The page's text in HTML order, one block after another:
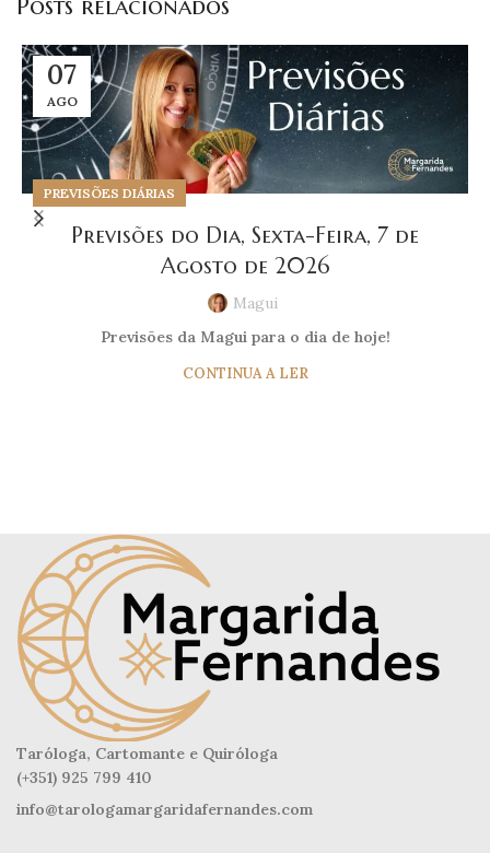
Posts relacionados
07
AGO
PREVISÕES DIÁRIAS
Previsões do Dia, Sexta-Feira, 7 de
Agosto de 2026
Magui
Previsões da Magui para o dia de hoje!
CONTINUA A LER
Taróloga, Cartomante e Quiróloga
(+351) 925 799 410
info@tarologamargaridafernandes.com